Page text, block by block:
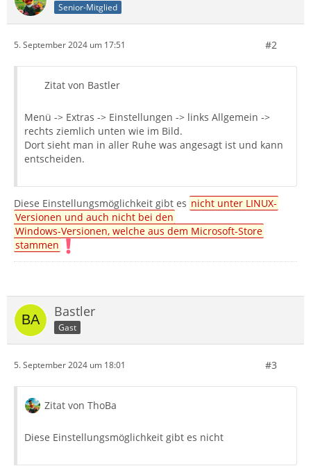
Senior-Mitglied
5. September 2024 um 17:51 #2
Zitat von Bastler
Menü -> Extras -> Einstellungen -> links Allgemein ->
rechts ziemlich unten wie im Bild.
Dort sieht man in aller Ruhe was angesagt ist und kann
entscheiden.
Diese Einstellungsmöglichkeit gibt es nicht unter LINUX-
Versionen und auch nicht bei den
Windows-Versionen, welche aus dem Microsoft-Store
stammen
Bastler
Gast
5. September 2024 um 18:01 #3
Zitat von ThoBa
Diese Einstellungsmöglichkeit gibt es nicht